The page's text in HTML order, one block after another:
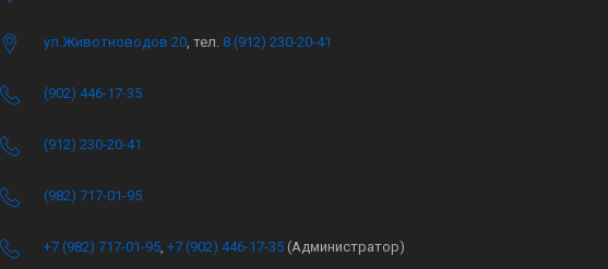
ул.Животноводов 20 , тел. 8 (912) 230-20-41
(902) 446-17-35
(912) 230-20-41
(982) 717-01-95
+7 (982) 717-01-95 +7 (902) 446-17-35 (Администратор)